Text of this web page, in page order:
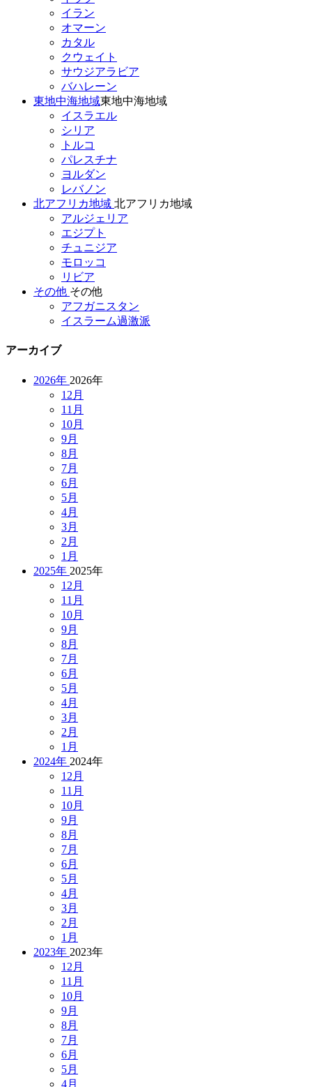
イラン
オマーン
カタル
クウェイト
サウジアラビア
バハレーン
東地中海地域東地中海地域
イスラエル
シリア
トルコ
パレスチナ
ヨルダン
レバノン
北アフリカ地域 北アフリカ地域
アルジェリア
エジプト
チュニジア
モロッコ
リビア
その他 その他
アフガニスタン
イスラーム過激派
アーカイブ
2026年 2026年
12月
11月
10月
9月
8月
7月
6月
5月
4月
3月
2月
1月
2025年 2025年
12月
11月
10月
9月
8月
7月
6月
5月
4月
3月
2月
1月
2024年 2024年
12月
11月
10月
9月
8月
7月
6月
5月
4月
3月
2月
1月
2023年 2023年
12月
11月
10月
9月
8月
7月
6月
5月
4月